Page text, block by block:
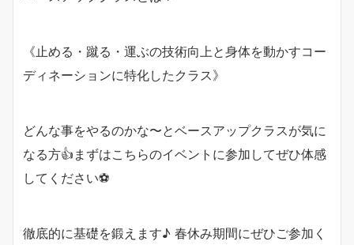
《止める・蹴る・運ぶの技術向上と身体を動かすコー
ディネーションに特化したクラス》
どんな事をやるのかな〜とベースアップクラスが気に
なる方👍まずはこちらのイベントに参加してぜひ体感
してください⚽️
徹底的に基礎を鍛えます♪ 春休み期間にぜひご参加く